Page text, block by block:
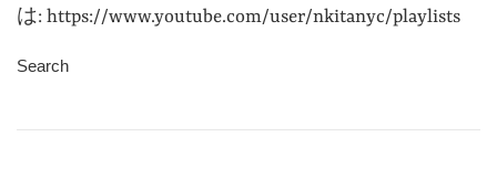
は: https://www.youtube.com/user/nkitanyc/playlists
Search